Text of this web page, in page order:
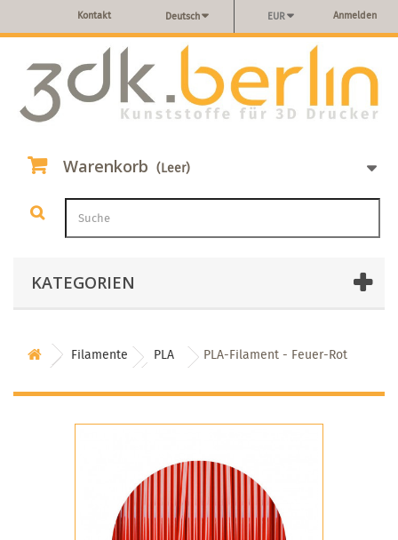
Anmelden
EUR
Deutsch
Kontakt
Warenkorb (Leer)
KATEGORIEN
Filamente PLA PLA-Filament - Feuer-Rot